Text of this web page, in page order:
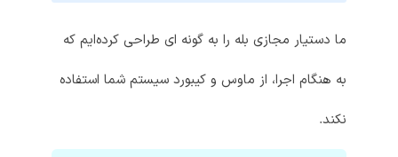
ما دستیار مجازی بله را به گونه ای طراحی کرده‌ایم که
به هنگام اجرا، از ماوس و کیبورد سیستم شما استفاده
نکند.